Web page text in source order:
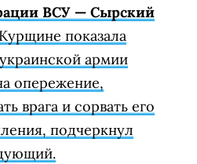
ВСУ — Сырский
показала
армии
опережение,
врага и сорвать его
подчеркнул